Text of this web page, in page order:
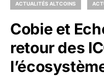
ACTUALITÉS ALTCOINS
Cobie et
retour des